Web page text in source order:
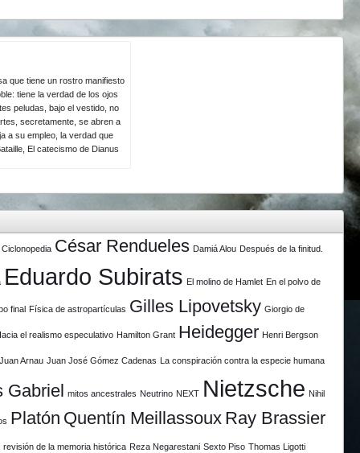
que tiene un rostro manifiesto
tiene la verdad de los ojos
peludas, bajo el vestido, no
secretamente, se abren a
a su empleo, la verdad que
El catecismo de Dianus
Ciclonopedia César Rendueles Damiá Alou Después de la finitud.
Eduardo Subirats El molino de Hamlet En el polvo de
final Física de astropartículas Gilles Lipovetsky Giorgio de
el realismo especulativo Hamilton Grant Heidegger Henri Bergson
Juan Arnau Juan José Gómez Cadenas La conspiración contra la especie humana
Gabriel mitos ancestrales Neutrino NEXT Nietzsche Nihil
Platón Quentín Meillassoux Ray Brassier
revisión de la memoria histórica Reza Negarestani Sexto Piso Thomas Ligotti